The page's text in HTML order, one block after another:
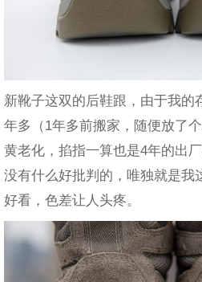
新靴子这双的后鞋跟，由于我的
年多（1年多前搬家，随便放了
黄老化，掐指一算也是4年的出
没有什么好批判的，唯独就是我
好看，色差让人头疼。